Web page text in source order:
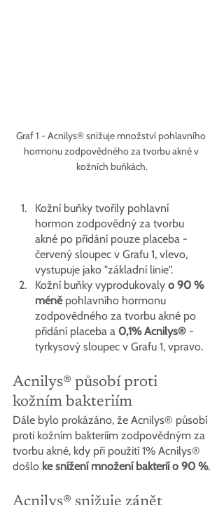
Graf 1 - Acnilys® snižuje množství pohlavního
hormonu zodpovědného za tvorbu akné v
kožních buňkách.
Kožní buňky tvořily pohlavní
hormon zodpovědný za tvorbu
akné po přidání pouze placeba -
červený sloupec v Grafu 1, vlevo,
vystupuje jako "základní linie".
Kožní buňky vyprodukovaly o 90 %
méně pohlavního hormonu
zodpovědného za tvorbu akné po
přidání placeba a 0,1% Acnilys® -
tyrkysový sloupec v Grafu 1, vpravo.
Acnilys® působí proti
kožním bakteriím
Dále bylo prokázáno, že Acnilys® působí
proti kožním bakteriím zodpovědným za
tvorbu akné, kdy při použití 1% Acnilys®
došlo ke snížení množení bakterií o 90 %.